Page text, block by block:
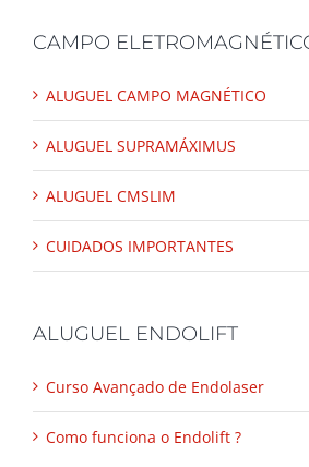
CAMPO
ALUGUEL CAMPO MAGNÉTICO
ALUGUEL SUPRAMÁXIMUS
ALUGUEL CMSLIM
CUIDADOS IMPORTANTES
ALUGUEL ENDOLIFT
Curso Avançado de Endolaser
Como funciona o Endolift ?